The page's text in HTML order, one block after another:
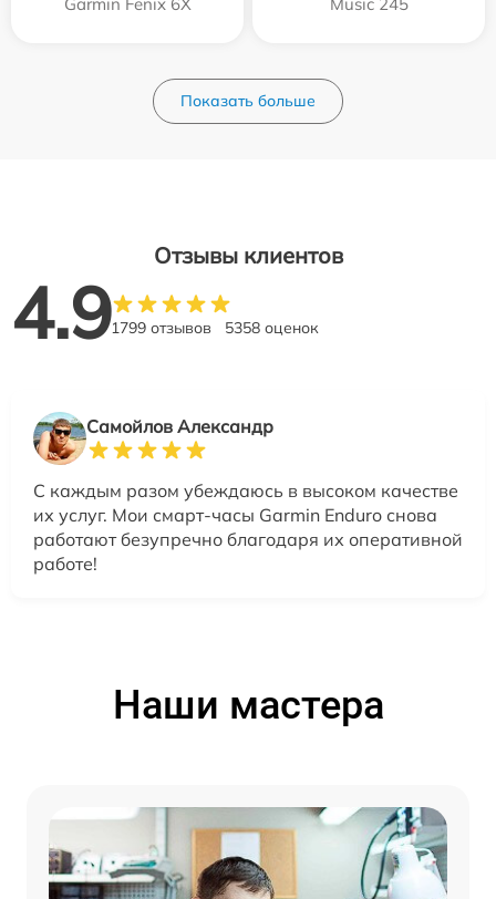
Показать больше
Отзывы клиентов
4.91799 отзывов 5358 оценок
Самойлов Александр
С каждым разом убеждаюсь в высоком качестве
их услуг. Мои смарт-часы Garmin Enduro снова
работают безупречно благодаря их оперативной
работе!
Наши мастера